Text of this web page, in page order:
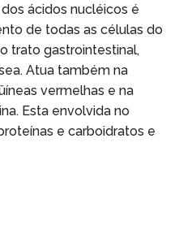
ácidos nucléicos é
de todas as células do
trato gastrointestinal,
Atua também na
vermelhas e na
Esta envolvida no
e carboidratos e